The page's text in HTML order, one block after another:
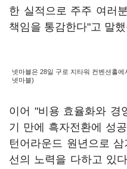
한 실적으로 주주 여러
책임을 통감한다"고 말
넷마블은 28일 구로 지타워 컨벤션홀
넷마블)
이어 "비용 효율화와 경
기 만에 흑자전환에 성
턴어라운드 원년으로
선의 노력을 다하고 있